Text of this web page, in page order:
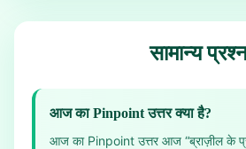
सामान्य
आज का Pinpoint उत्तर क्या है?
आज का Pinpoint उत्तर आज “ब्राज़ील के